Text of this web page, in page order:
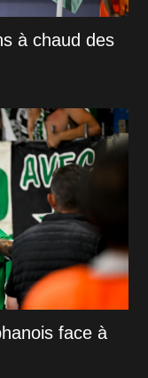
à chaud des
face à